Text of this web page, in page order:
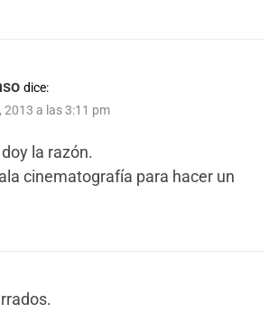
dice:
2013 a las 3:11 pm
la razón.
cinematografía para hacer un